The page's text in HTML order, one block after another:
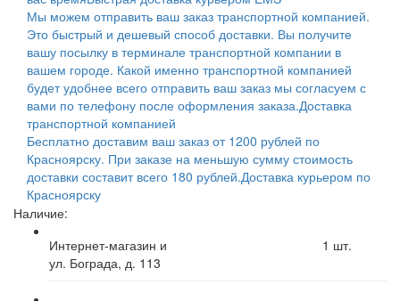
Мы можем отправить ваш заказ транспортной компанией.
Это быстрый и дешевый способ доставки. Вы получите
вашу посылку в терминале транспортной компании в
вашем городе. Какой именно транспортной компанией
будет удобнее всего отправить ваш заказ мы согласуем с
вами по телефону после оформления заказа.Доставка
транспортной компанией
Бесплатно доставим ваш заказ от 1200 рублей по
Красноярску. При заказе на меньшую сумму стоимость
доставки составит всего 180 рублей.Доставка курьером по
Красноярску
Наличие:
Интернет-магазин и
ул. Бограда, д. 113
1 шт.